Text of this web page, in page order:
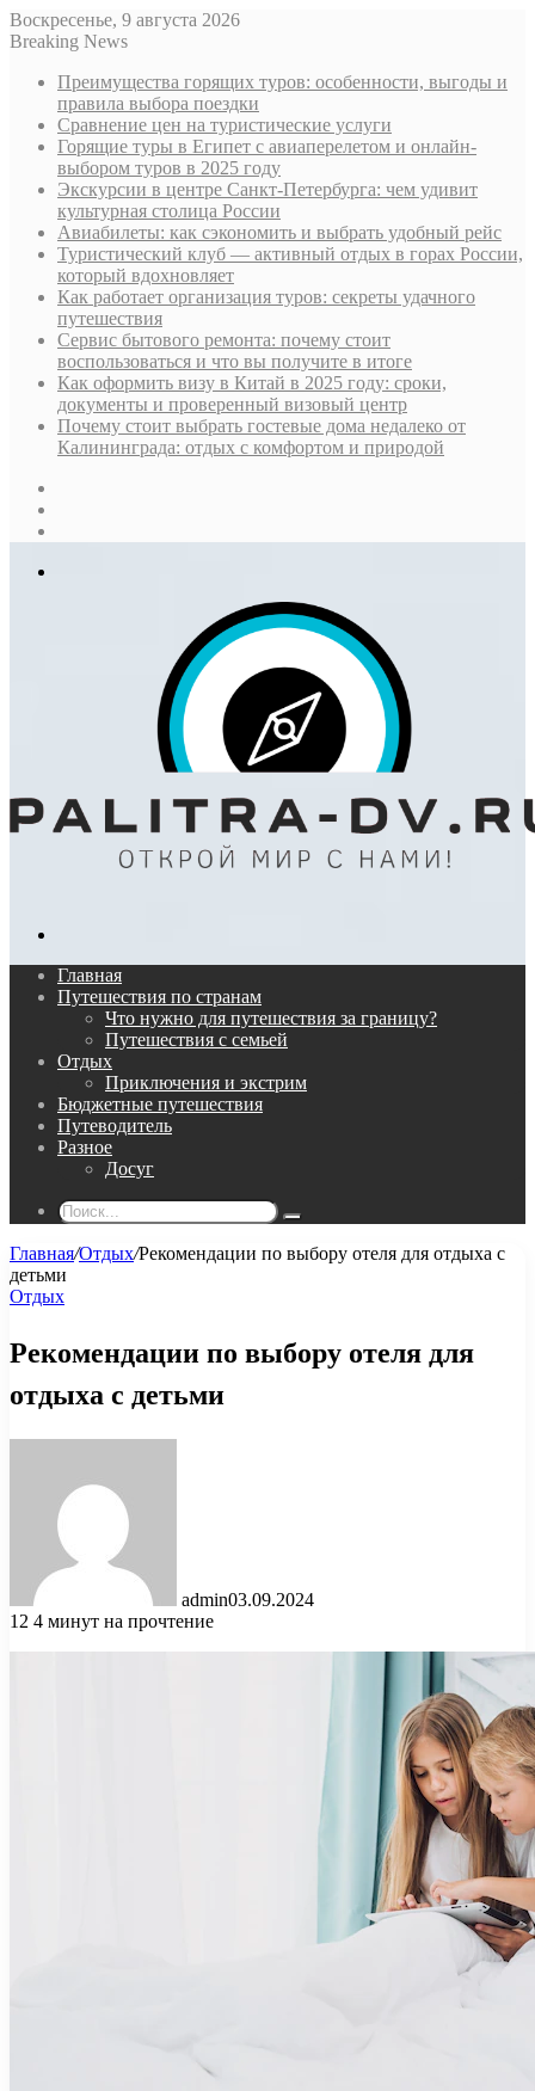
Воскресенье, 9 августа 2026
Breaking News
Преимущества горящих туров: особенности, выгоды и
правила выбора поездки
Сравнение цен на туристические услуги
Горящие туры в Египет с авиаперелетом и онлайн-
выбором туров в 2025 году
Экскурсии в центре Санкт-Петербурга: чем удивит
культурная столица России
Авиабилеты: как сэкономить и выбрать удобный рейс
Туристический клуб — активный отдых в горах России,
который вдохновляет
Как работает организация туров: секреты удачного
путешествия
Сервис бытового ремонта: почему стоит
воспользоваться и что вы получите в итоге
Как оформить визу в Китай в 2025 году: сроки,
документы и проверенный визовый центр
Почему стоит выбрать гостевые дома недалеко от
Калининграда: отдых с комфортом и природой
Главная
Путешествия по странам
Что нужно для путешествия за границу?
Путешествия с семьей
Отдых
Приключения и экстрим
Бюджетные путешествия
Путеводитель
Разное
Досуг
Поиск...
Главная/Отдых/Рекомендации по выбору отеля для отдыха с
детьми
Отдых
Рекомендации по выбору отеля для
отдыха с детьми
admin03.09.2024
12 4 минут на прочтение